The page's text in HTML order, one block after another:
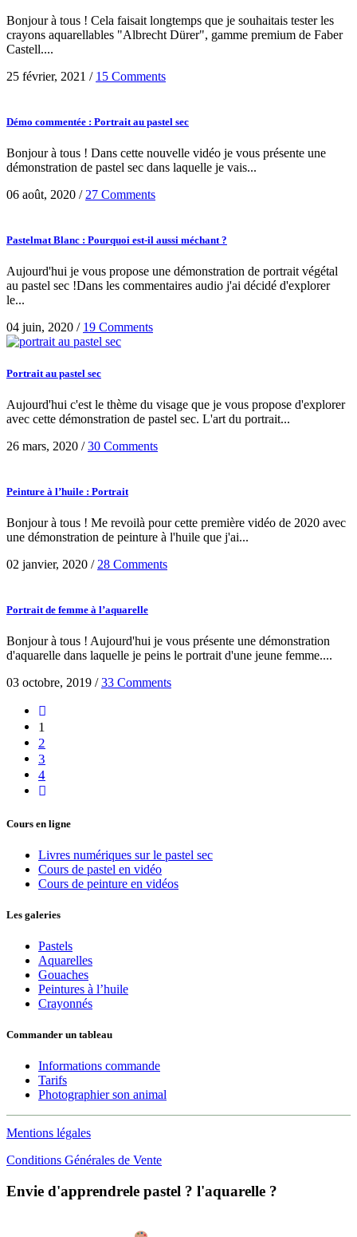
Bonjour à tous ! Cela faisait longtemps que je souhaitais tester les
crayons aquarellables "Albrecht Dürer", gamme premium de Faber
Castell....
25 février, 2021 / 15 Comments
Démo commentée : Portrait au pastel sec
Bonjour à tous ! Dans cette nouvelle vidéo je vous présente une
démonstration de pastel sec dans laquelle je vais...
06 août, 2020 / 27 Comments
Pastelmat Blanc : Pourquoi est-il aussi méchant ?
Aujourd'hui je vous propose une démonstration de portrait végétal
au pastel sec !Dans les commentaires audio j'ai décidé d'explorer
le...
04 juin, 2020 / 19 Comments
Portrait au pastel sec
Aujourd'hui c'est le thème du visage que je vous propose d'explorer
avec cette démonstration de pastel sec. L'art du portrait...
26 mars, 2020 /30 Comments
Peinture à l’huile : Portrait
Bonjour à tous ! Me revoilà pour cette première vidéo de 2020 avec
une démonstration de peinture à l'huile que j'ai...
02 janvier, 2020 / 28 Comments
Portrait de femme à l’aquarelle
Bonjour à tous ! Aujourd'hui je vous présente une démonstration
d'aquarelle dans laquelle je peins le portrait d'une jeune femme....
03 octobre, 2019 /33 Comments
1
2
3
4
Cours en ligne
Livres numériques sur le pastel sec
Cours de pastel en vidéo
Cours de peinture en vidéos
Les galeries
Pastels
Aquarelles
Gouaches
Peintures à l’huile
Crayonnés
Commander un tableau
Informations commande
Tarifs
Photographier son animal
Mentions légales
Conditions Générales de Vente
Envie d'apprendre​le pastel ? l'aquarelle ?